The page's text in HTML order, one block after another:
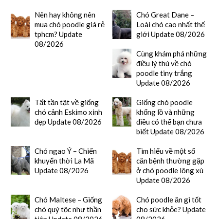
Nên hay không nên
mua chó poodle giá rẻ
tphcm? Update
08/2026
Chó Great Dane –
Loài chó cao nhất thế
giới Update 08/2026
Cùng khám phá những
điều lý thú về chó
poodle tiny trắng
Update 08/2026
Tất tần tật về giống
chó cảnh Eskimo xinh
đẹp Update 08/2026
Giống chó poodle
khổng lồ và những
điều có thể bạn chưa
biết Update 08/2026
Chó ngao Ý – Chiến
khuyển thời La Mã
Update 08/2026
Tìm hiểu về một số
căn bệnh thường gặp
ở chó poodle lông xù
Update 08/2026
Chó Maltese – Giống
chó quý tộc như thần
Chó poodle ăn gì tốt
cho sức khỏe? Update